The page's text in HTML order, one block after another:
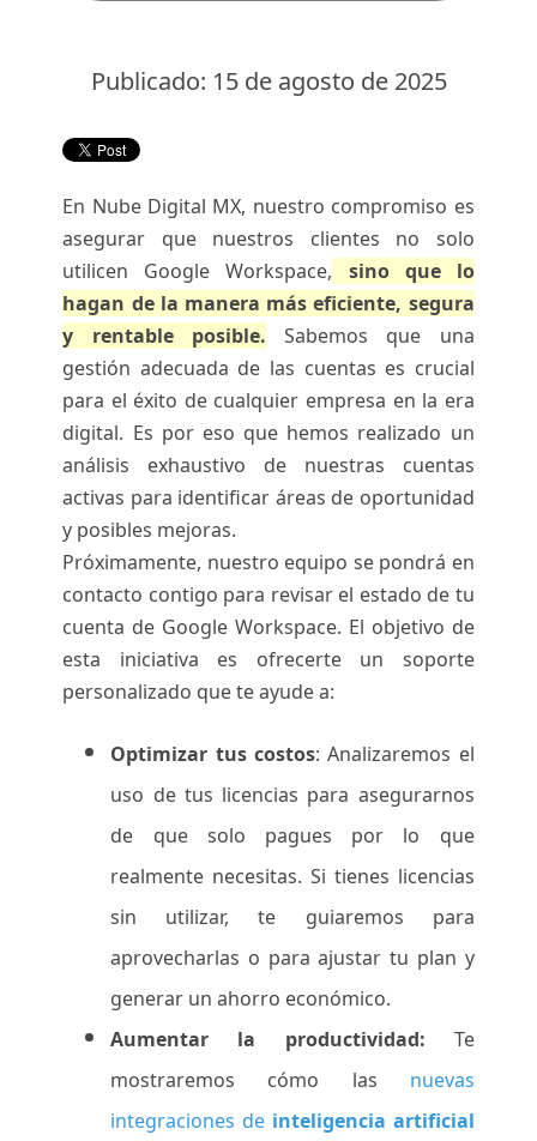
Publicado: 15 de agosto de 2025
En Nube Digital MX, nuestro compromiso es
asegurar que nuestros clientes no solo
utilicen Google Workspace, sino que lo
hagan de la manera más eficiente, segura
y rentable posible. Sabemos que una
gestión adecuada de las cuentas es crucial
para el éxito de cualquier empresa en la era
digital. Es por eso que hemos realizado un
análisis exhaustivo de nuestras cuentas
activas para identificar áreas de oportunidad
y posibles mejoras.
Próximamente, nuestro equipo se pondrá en
contacto contigo para revisar el estado de tu
cuenta de Google Workspace. El objetivo de
esta iniciativa es ofrecerte un soporte
personalizado que te ayude a:
Optimizar tus costos: Analizaremos el
uso de tus licencias para asegurarnos
de que solo pagues por lo que
realmente necesitas. Si tienes licencias
sin utilizar, te guiaremos para
aprovecharlas o para ajustar tu plan y
generar un ahorro económico.
Aumentar la productividad: Te
mostraremos cómo las nuevas
integraciones de inteligencia artificial